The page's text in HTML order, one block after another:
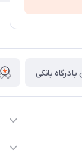
درگاه بانکی